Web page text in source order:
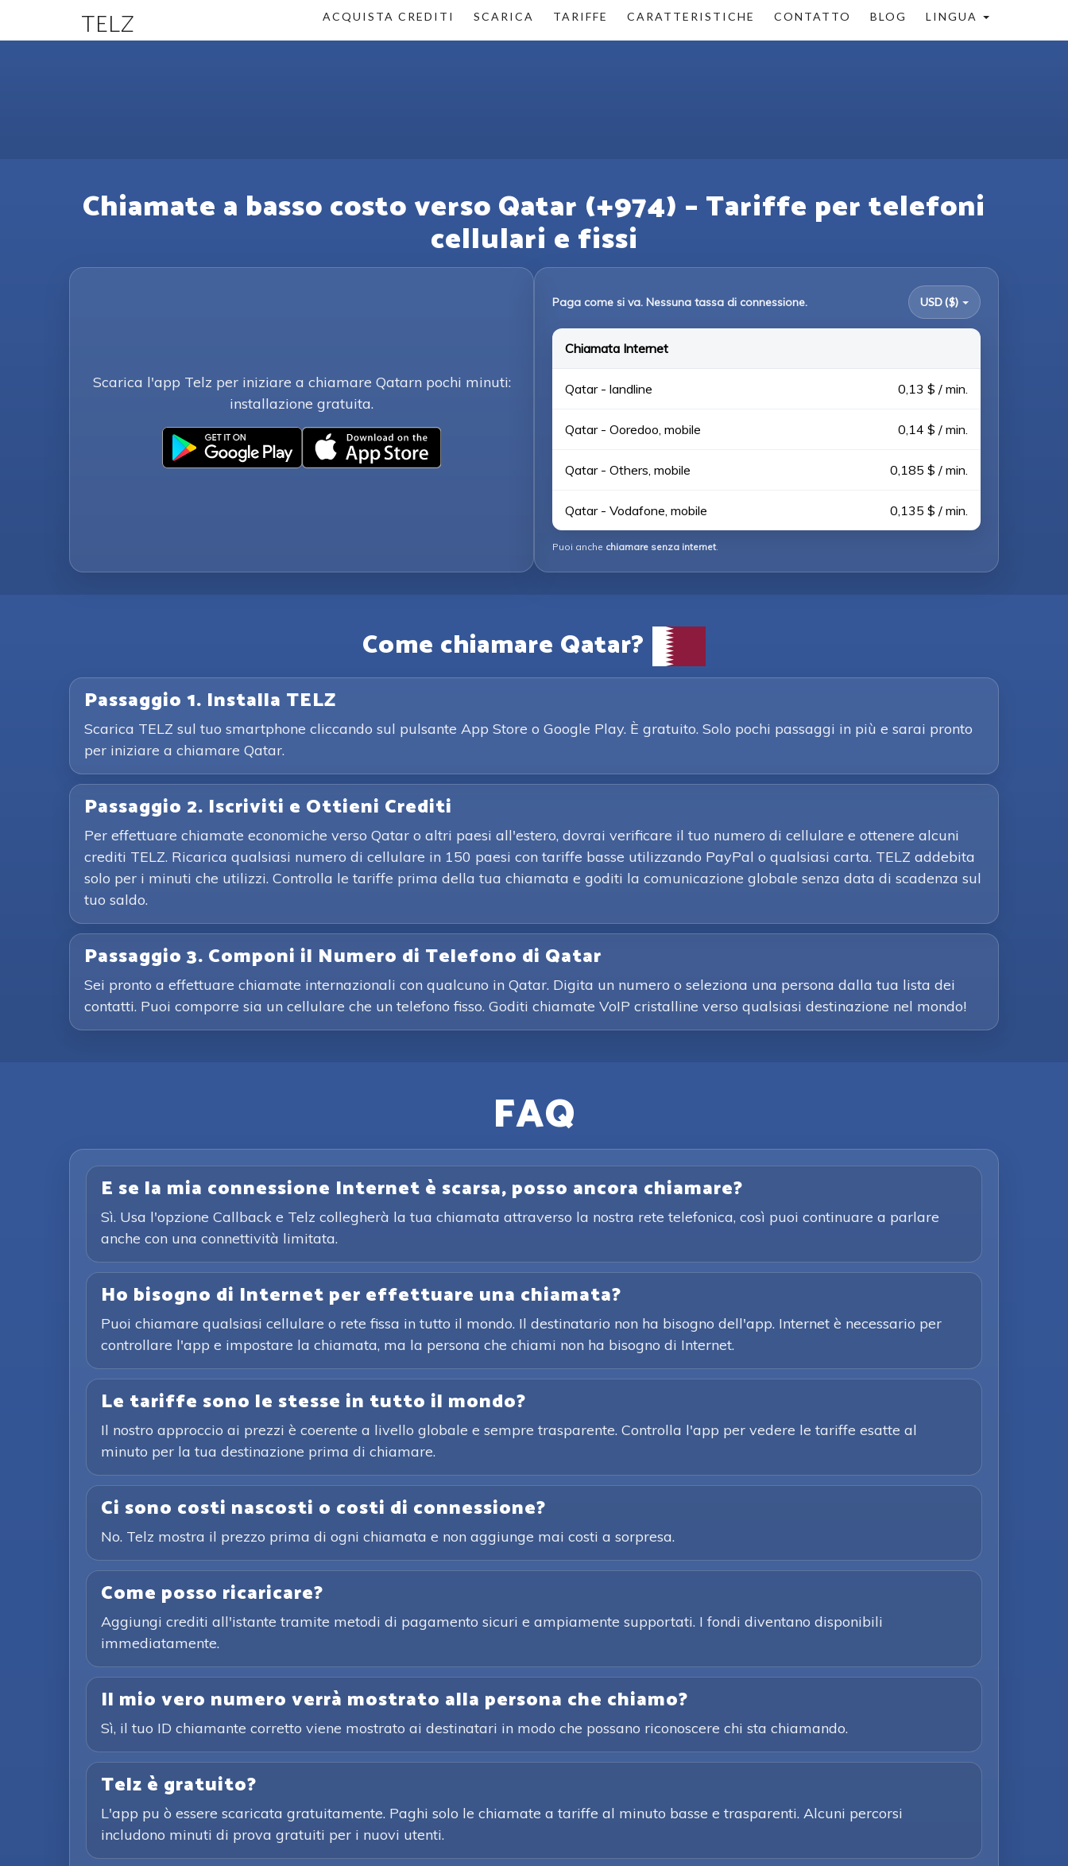
TELZ ACQUISTA CREDITI SCARICA TARIFFE CARATTERISTICHE CONTATTO BLOG LINGUA
Chiamate a basso costo verso Qatar (+974) – Tariffe per telefoni
cellulari e fissi
Scarica l'app Telz per iniziare a chiamare Qatarn pochi minuti:
installazione gratuita.
Paga come si va. Nessuna tassa di connessione. USD ($)
Chiamata Internet
Qatar - landline 0,13 $ / min.
Qatar - Ooredoo, mobile 0,14 $ / min.
Qatar - Others, mobile 0,185 $ / min.
Qatar - Vodafone, mobile 0,135 $ / min.
Puoi anche chiamare senza internet.
Come chiamare Qatar?
Passaggio 1. Installa TELZ
Scarica TELZ sul tuo smartphone cliccando sul pulsante App Store o Google Play. È gratuito. Solo pochi passaggi in più e sarai pronto
per iniziare a chiamare Qatar.
Passaggio 2. Iscriviti e Ottieni Crediti
Per effettuare chiamate economiche verso Qatar o altri paesi all'estero, dovrai verificare il tuo numero di cellulare e ottenere alcuni
crediti TELZ. Ricarica qualsiasi numero di cellulare in 150 paesi con tariffe basse utilizzando PayPal o qualsiasi carta. TELZ addebita
solo per i minuti che utilizzi. Controlla le tariffe prima della tua chiamata e goditi la comunicazione globale senza data di scadenza sul
tuo saldo.
Passaggio 3. Componi il Numero di Telefono di Qatar
Sei pronto a effettuare chiamate internazionali con qualcuno in Qatar. Digita un numero o seleziona una persona dalla tua lista dei
contatti. Puoi comporre sia un cellulare che un telefono fisso. Goditi chiamate VoIP cristalline verso qualsiasi destinazione nel mondo!
FAQ
E se la mia connessione Internet è scarsa, posso ancora chiamare?
Sì. Usa l'opzione Callback e Telz collegherà la tua chiamata attraverso la nostra rete telefonica, così puoi continuare a parlare
anche con una connettività limitata.
Ho bisogno di Internet per effettuare una chiamata?
Puoi chiamare qualsiasi cellulare o rete fissa in tutto il mondo. Il destinatario non ha bisogno dell'app. Internet è necessario per
controllare l'app e impostare la chiamata, ma la persona che chiami non ha bisogno di Internet.
Le tariffe sono le stesse in tutto il mondo?
Il nostro approccio ai prezzi è coerente a livello globale e sempre trasparente. Controlla l'app per vedere le tariffe esatte al
minuto per la tua destinazione prima di chiamare.
Ci sono costi nascosti o costi di connessione?
No. Telz mostra il prezzo prima di ogni chiamata e non aggiunge mai costi a sorpresa.
Come posso ricaricare?
Aggiungi crediti all'istante tramite metodi di pagamento sicuri e ampiamente supportati. I fondi diventano disponibili
immediatamente.
Il mio vero numero verrà mostrato alla persona che chiamo?
Sì, il tuo ID chiamante corretto viene mostrato ai destinatari in modo che possano riconoscere chi sta chiamando.
Telz è gratuito?
L'app pu ò essere scaricata gratuitamente. Paghi solo le chiamate a tariffe al minuto basse e trasparenti. Alcuni percorsi
includono minuti di prova gratuiti per i nuovi utenti.